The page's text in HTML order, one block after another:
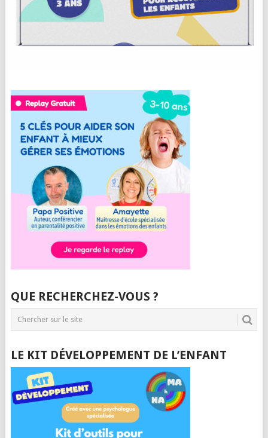
QUE RECHERCHEZ-VOUS ?
LE KIT DÉVELOPPEMENT DE L’ENFANT